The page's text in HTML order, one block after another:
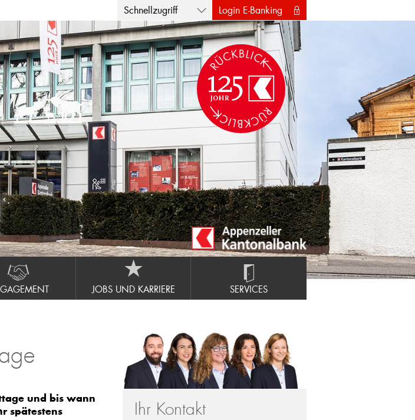
Schnellzugriff Login E-Banking
JOBS UND KARRIERE SERVICES
und bis wann
spätestens
Ihr Kontakt